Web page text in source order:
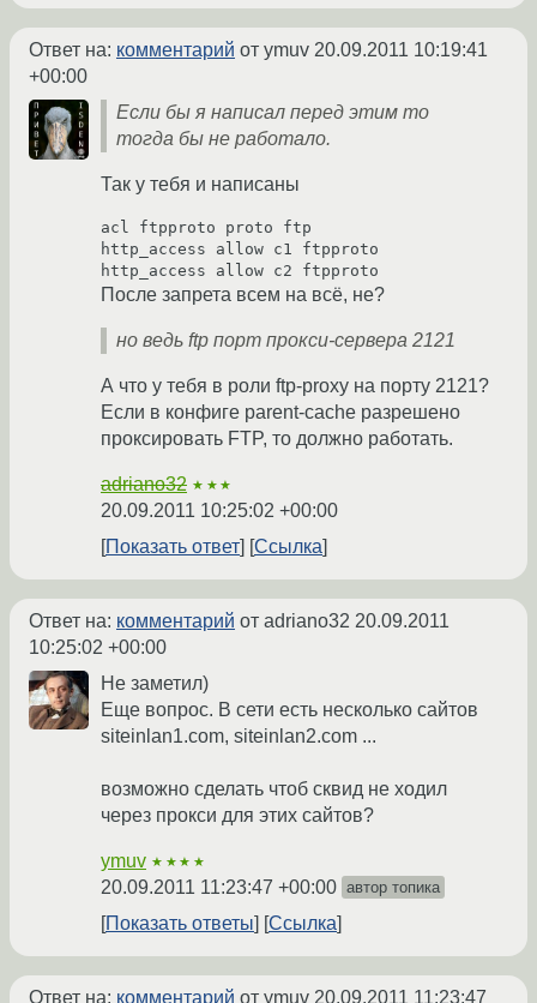
Ответ на: комментарий от ymuv 20.09.2011 10:19:41
+00:00
Если бы я написал перед этим то
тогда бы не работало.
Так у тебя и написаны
acl ftpproto proto ftp
http_access allow c1 ftpproto
http_access allow c2 ftpproto
После запрета всем на всё, не?
но ведь ftp порт прокси-сервера 2121
А что у тебя в роли ftp-proxy на порту 2121?
Если в конфиге parent-cache разрешено
проксировать FTP, то должно работать.
adriano32 ★★★
20.09.2011 10:25:02 +00:00
Показать ответ
Ссылка
Ответ на: комментарий от adriano32 20.09.2011
10:25:02 +00:00
Не заметил)
Еще вопрос. В сети есть несколько сайтов
siteinlan1.com, siteinlan2.com ...
возможно сделать чтоб сквид не ходил
через прокси для этих сайтов?
ymuv ★★★★
20.09.2011 11:23:47 +00:00 автор топика
Показать ответы Ссылка
Ответ на: комментарий от ymuv 20.09.2011 11:23:47